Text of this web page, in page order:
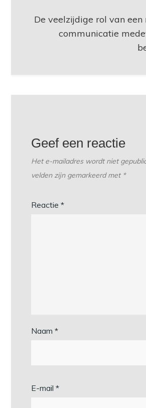
De veelzijdige rol van
communicatie
Geef een reactie
Het e-mailadres wordt niet
velden zijn gemarkeerd met *
Reactie*
Naam*
E-mail*